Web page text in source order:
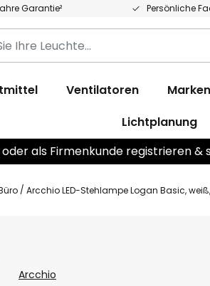
Garantie² Persönliche
Ventilatoren Marken
Lichtplanung
als Firmenkunde registrieren &
Arcchio LED-Stehlampe Logan Basic,
Arcchio